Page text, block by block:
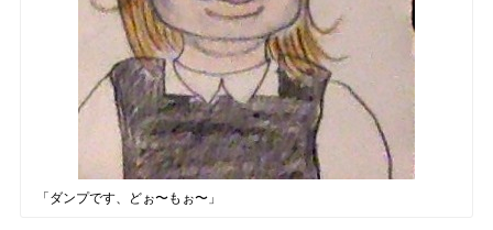
「ダンプです、どぉ〜もぉ〜」